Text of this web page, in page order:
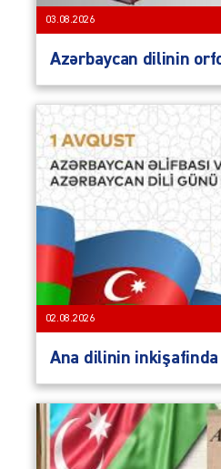
03.08.2026
Azərbaycan dilinin
02.08.2026
Ana dilinin